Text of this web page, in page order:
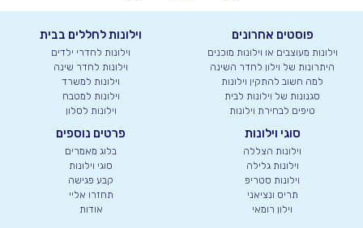
פוסטים אחרונים
וילונות מעוצבים או וילונות מוכנים
היתרונות של וילון לחדר השינה
למה חשוב להתקין וילונות
סגנונות של וילונות לבית
טיפים לבחירת וילונות
וילונות לחללים בבית
וילונות לחדרי ילדים
וילונות לחדר שינה
וילונות למשרד
וילונות למטבח
וילונות לסלון
סוגי וילונות
וילונות הצללה
וילונות גלילה
וילונות סטריפ
תריס ונציאני
וילון רומאי
פרטים נוספים
בלוג מאמרים
סוגי וילונות
קבע פגישה
תחזרו אליי
אודות